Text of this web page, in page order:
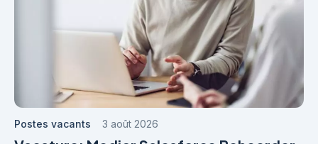
Postes vacants 3 août 2026